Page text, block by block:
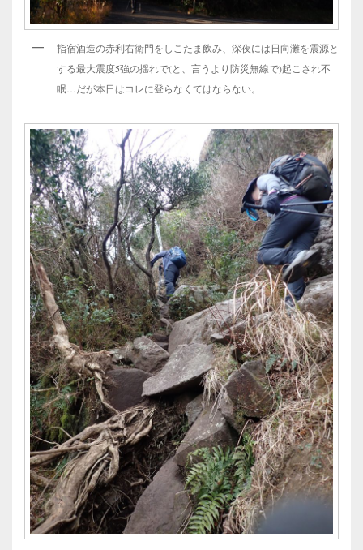
指宿酒造の赤利右衛門をしこたま飲み、深夜には日向灘を震源と
する最大震度5強の揺れで(と、言うより防災無線で)起こされ不
眠…だが本日はコレに登らなくてはならない。